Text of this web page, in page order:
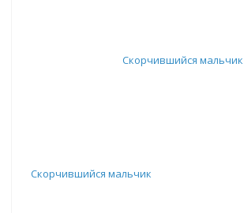
Скорчившийся мальчик